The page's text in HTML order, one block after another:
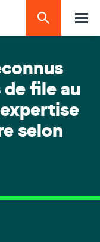
file au
selon